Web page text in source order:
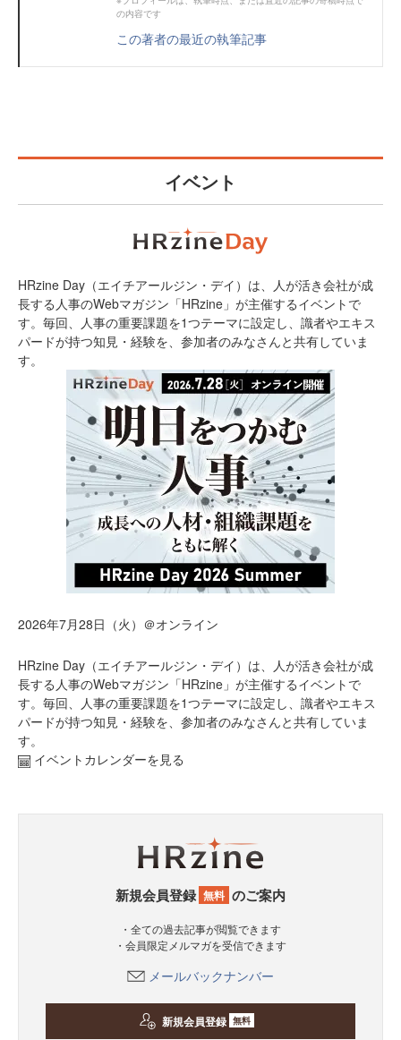
の内容です
この著者の最近の執筆記事
イベント
HRzine Day（エイチアールジン・デイ）は、人が活き会社が成
長する人事のWebマガジン「HRzine」が主催するイベントで
す。毎回、人事の重要課題を1つテーマに設定し、識者やエキス
パードが持つ知見・経験を、参加者のみなさんと共有していま
す。
2026年7月28日（火）＠オンライン
HRzine Day（エイチアールジン・デイ）は、人が活き会社が成
長する人事のWebマガジン「HRzine」が主催するイベントで
す。毎回、人事の重要課題を1つテーマに設定し、識者やエキス
パードが持つ知見・経験を、参加者のみなさんと共有していま
す。
イベントカレンダーを見る
新規会員登録 無料 のご案内
・全ての過去記事が閲覧できます
・会員限定メルマガを受信できます
メールバックナンバー
新規会員登録 無料